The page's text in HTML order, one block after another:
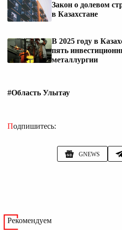
Закон о долевом
в Казахстане
В 2025 году в
пять
металлургии
#Область Улытау
Подпишитесь:
GNEWS
Рекомендуем